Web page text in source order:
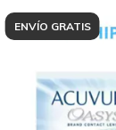
ENVÍO GRATIS